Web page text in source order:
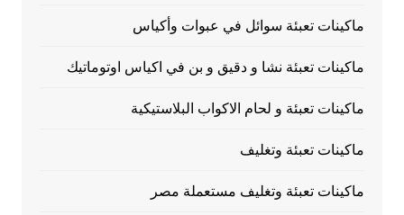
ماكينات تعبئة سوائل في عبوات وأكياس
ماكينات تعبئة نشا و دقيق و بن في اكياس اوتوماتيك
ماكينات تعبئة و لحام الاكواب البلاستيكية
ماكينات تعبئة وتغليف
ماكينات تعبئة وتغليف مستعملة مصر